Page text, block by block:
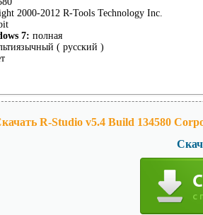
2000-2012 R-Tools Technology Inc.
7: полная
( русский )
R-Studio v5.4 Build 134580